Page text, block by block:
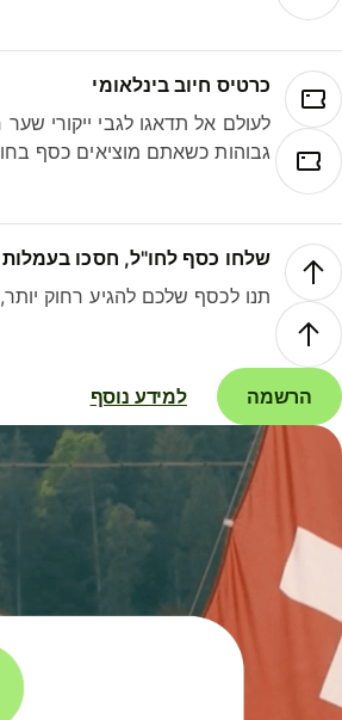
כרטיס חיוב בינלאומי
לעולם אל תדאגו לגבי ייקורי שער
גבוהות כשאתם מוציאים כסף
שלחו כסף לחו"ל, חסכו בעמלות
תנו לכסף שלכם להגיע רחוק
הרשמה למידע נוסף